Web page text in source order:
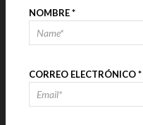
NOMBRE*
CORREO ELECTRÓNICO*